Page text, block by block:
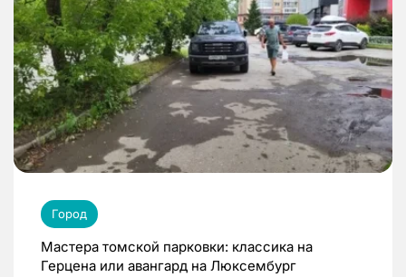
Город
Мастера томской парковки: классика на
Герцена или авангард на Люксембург